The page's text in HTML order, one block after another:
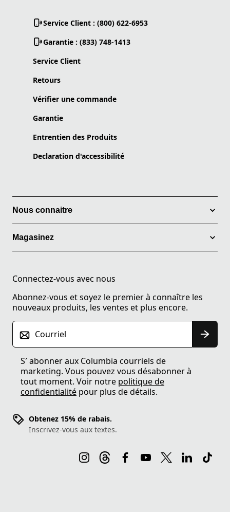
Service Client : (800) 622-6953
Garantie : (833) 748-1413
Service Client
Retours
Vérifier une commande
Garantie
Entrentien des Produits
Declaration d'accessibilité
Nous connaitre
Magasinez
Connectez-vous avec nous
Abonnez-vous et soyez le premier à connaître les
nouveaux produits, les ventes et plus encore.
Courriel
S′ abonner aux Columbia courriels de
marketing. Vous pouvez vous désabonner à
tout moment. Voir notre politique de
confidentialité pour plus de détails.
Obtenez 15% de rabais.
Inscrivez-vous aux textes.